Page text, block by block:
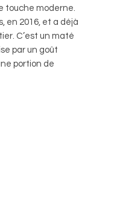
touche moderne.
en 2016, et a déjà
C’est un maté
par un goût
portion de